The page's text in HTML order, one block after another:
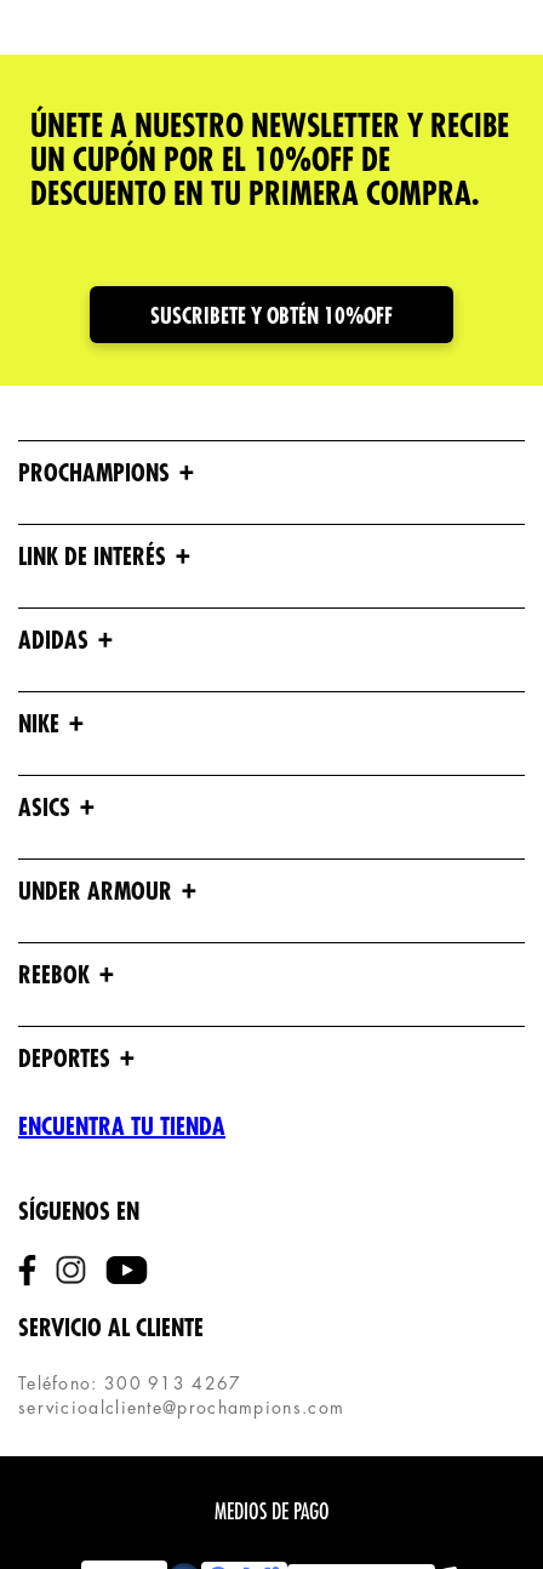
ÚNETE A NUESTRO NEWSLETTER Y RECIBE
UN CUPÓN POR EL 10%OFF DE
DESCUENTO EN TU PRIMERA COMPRA.
SUSCRIBETE Y OBTÉN 10%OFF
PROCHAMPIONS +
LINK DE INTERÉS +
ADIDAS +
NIKE +
ASICS +
UNDER ARMOUR +
REEBOK +
DEPORTES +
ENCUENTRA TU TIENDA
SÍGUENOS EN
SERVICIO AL CLIENTE
Teléfono: 300 913 4267
servicioalcliente@prochampions.com
MEDIOS DE PAGO